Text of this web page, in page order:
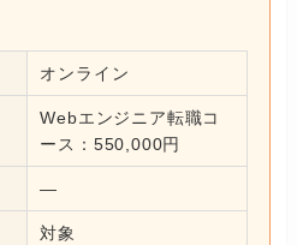
オンライン
Webエンジニア転職コ
ース：550,000円
―
対象